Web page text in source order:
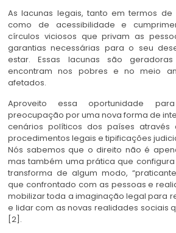
As lacunas legais, tanto em termos
como de acessibilidade e
círculos viciosos que privam as
garantias necessárias para o seu
estar. Essas lacunas são
encontram nos pobres e no meio
afetados.
Aproveito essa oportunidade
preocupação por uma nova forma de
cenários políticos dos países através
procedimentos legais e tipificações
Nós sabemos que o direito não é
mas também uma prática que
transforma de algum modo,
que confrontado com as pessoas e
mobilizar toda a imaginação legal para
e lidar com as novas realidades sociais
[2].